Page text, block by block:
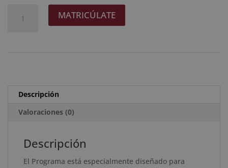
original
era:
actual
es:
Internacional
Maestría
Internacional
Enfermedades
Tropicales
MATRICÚLATE
Descripción
Valoraciones (0)
Descripción
El Programa está especialmente diseñado para